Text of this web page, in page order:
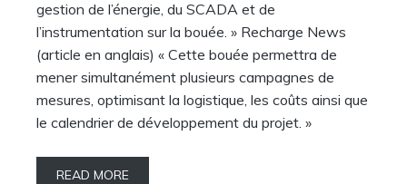
gestion de l’énergie, du SCADA et de
l’instrumentation sur la bouée. » Recharge News
(article en anglais) « Cette bouée permettra de
mener simultanément plusieurs campagnes de
mesures, optimisant la logistique, les coûts ainsi que
le calendrier de développement du projet. »
READ MORE